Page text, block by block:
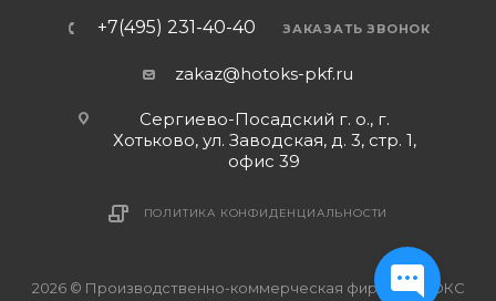
+7(495) 231-40-40 ЗАКАЗАТЬ ЗВОНОК
zakaz@hotoks-pkf.ru
Сергиево-Посадский г. о., г.
Хотьково, ул. Заводская, д. 3, стр. 1,
офис 39
ПОЛИТИКА КОНФИДЕНЦИАЛЬНОСТИ
2026 © Производственно-коммерческая фирма ХОТОКС